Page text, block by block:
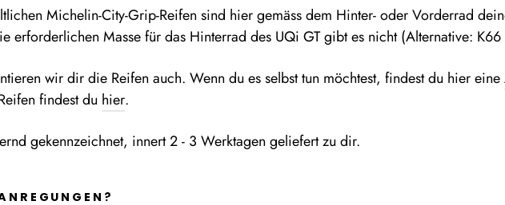
Michelin-City-Grip-Reifen sind hier gemäss dem Hinter- oder Vorderrad
erforderlichen Masse für das Hinterrad des UQi GT gibt es nicht (Alternative:
wir dir die Reifen auch. Wenn du es selbst tun möchtest, findest du hier eine
findest du hier.
gekennzeichnet, innert 2 - 3 Werktagen geliefert zu dir.